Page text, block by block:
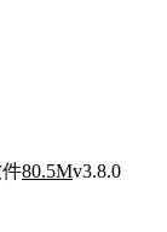
80.5Mv3.8.0